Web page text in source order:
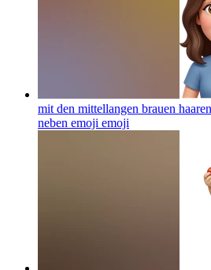
mit den mittellangen brauen
neben emoji emoji